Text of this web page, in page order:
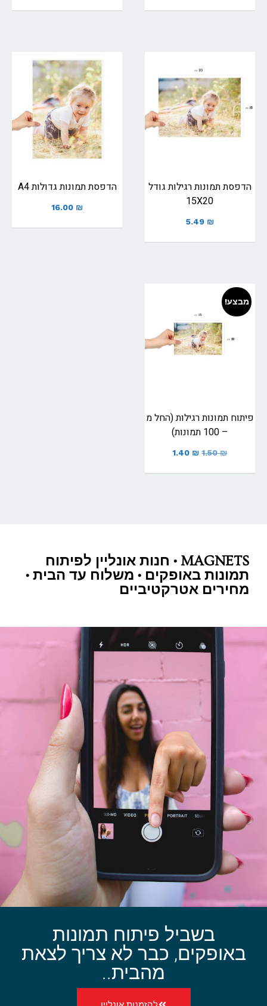
הדפסת תמונות רגילות גודל
15X20
5.49 ₪
הדפסת תמונות גדולות A4
16.00 ₪
מבצע!
פיתוח תמונות רגילות (החל מ
– 100 תמונות)
1.50₪
1.40 ₪
MAGNETS • חנות אונליין לפיתוח
תמונות באופקים • משלוח עד הבית •
מחירים אטרקטיביים
בשביל פיתוח תמונות
באופקים, כבר לא צריך לצאת
מהבית..